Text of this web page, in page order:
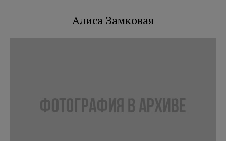
Алиса Замковая